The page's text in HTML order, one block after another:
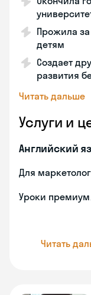
Прожила за
детям
Создает
развития
Читать дальше
Услуги и
Английский
Для
Уроки премиум
Читать